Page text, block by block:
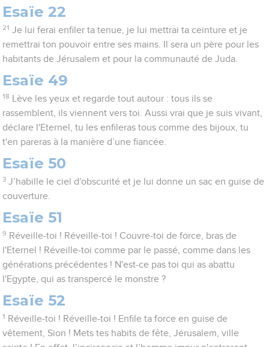
Esaïe 22
21 Je lui ferai enfiler ta tenue, je lui mettrai ta ceinture et je
remettrai ton pouvoir entre ses mains. Il sera un père pour les
habitants de Jérusalem et pour la communauté de Juda.
Esaïe 49
18
Lève les yeux et regarde tout autour : tous ils se
rassemblent, ils viennent vers toi. Aussi vrai que je suis vivant,
déclare l'Eternel, tu les enfileras tous comme des bijoux, tu
t'en pareras à la manière d’une fiancée.
Esaïe 50
3 J’habille le ciel d'obscurité et je lui donne un sac en guise de
couverture.
Esaïe 51
9 Réveille-toi ! Réveille-toi ! Couvre-toi de force, bras de
l'Eternel ! Réveille-toi comme par le passé, comme dans les
générations précédentes ! N'est-ce pas toi qui as abattu
l'Egypte, qui as transpercé le monstre ?
Esaïe 52
1 Réveille-toi ! Réveille-toi ! Enfile ta force en guise de
vêtement, Sion ! Mets tes habits de fête, Jérusalem, ville